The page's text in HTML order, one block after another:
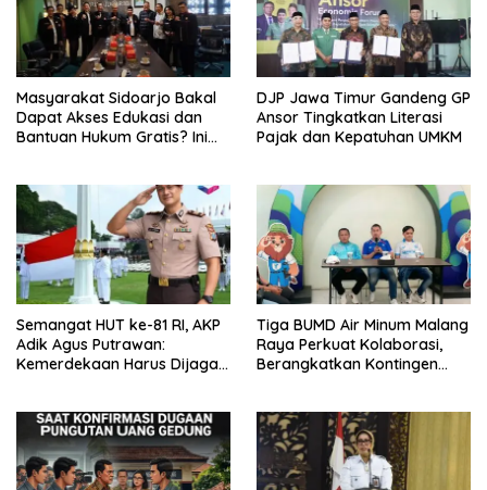
Masyarakat Sidoarjo Bakal
Dapat Akses Edukasi dan
Bantuan Hukum Gratis? Ini
DJP Jawa Timur Gandeng GP
Ansor Tingkatkan Literasi
Pajak dan Kepatuhan UMKM
Semangat HUT ke-81 RI, AKP
Adik Agus Putrawan:
Kemerdekaan Harus Dijaga
Tiga BUMD Air Minum Malang
Raya Perkuat Kolaborasi,
Berangkatkan Kontingen